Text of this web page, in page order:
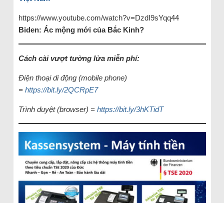
https://www.youtube.com/watch?v=DzdI9sYqq44
Biden: Ác mộng mới của Bắc Kinh?
Cách cài vượt tường lửa miễn phí:
Điện thoại di động (mobile phone)
= https://bit.ly/2QCRpE7
Trình duyệt (browser) = https://bit.ly/3hKTidT